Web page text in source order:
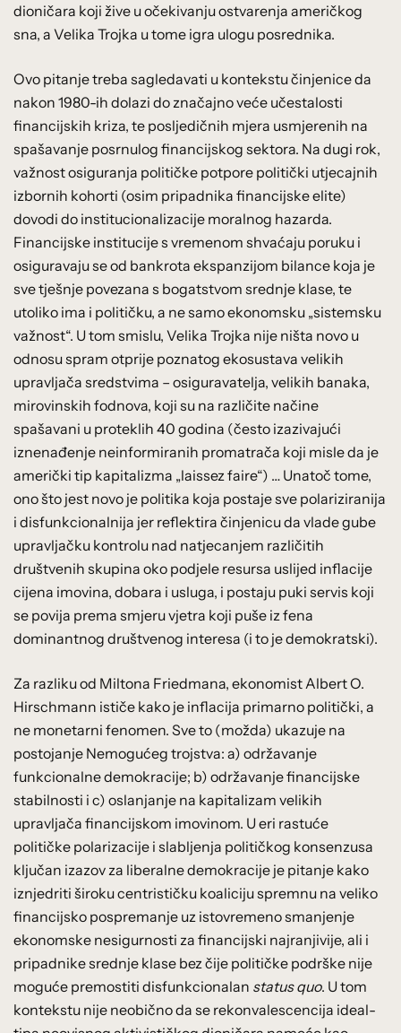
dioničara koji žive u očekivanju ostvarenja američkog
sna, a Velika Trojka u tome igra ulogu posrednika.
Ovo pitanje treba sagledavati u kontekstu činjenice da
nakon 1980-ih dolazi do značajno veće učestalosti
financijskih kriza, te posljedičnih mjera usmjerenih na
spašavanje posrnulog financijskog sektora. Na dugi rok,
važnost osiguranja političke potpore politički utjecajnih
izbornih kohorti (osim pripadnika financijske elite)
dovodi do institucionalizacije moralnog hazarda.
Financijske institucije s vremenom shvaćaju poruku i
osiguravaju se od bankrota ekspanzijom bilance koja je
sve tješnje povezana s bogatstvom srednje klase, te
utoliko ima i političku, a ne samo ekonomsku „sistemsku
važnost“. U tom smislu, Velika Trojka nije ništa novo u
odnosu spram otprije poznatog ekosustava velikih
upravljača sredstvima – osiguravatelja, velikih banaka,
mirovinskih fodnova, koji su na različite načine
spašavani u proteklih 40 godina (često izazivajući
iznenađenje neinformiranih promatrača koji misle da je
američki tip kapitalizma „laissez faire“) … Unatoč tome,
ono što jest novo je politika koja postaje sve polariziranija
i disfunkcionalnija jer reflektira činjenicu da vlade gube
upravljačku kontrolu nad natjecanjem različitih
društvenih skupina oko podjele resursa uslijed inflacije
cijena imovina, dobara i usluga, i postaju puki servis koji
se povija prema smjeru vjetra koji puše iz fena
dominantnog društvenog interesa (i to je demokratski).
Za razliku od Miltona Friedmana, ekonomist Albert O.
Hirschmann ističe kako je inflacija primarno politički, a
ne monetarni fenomen. Sve to (možda) ukazuje na
postojanje Nemogućeg trojstva: a) održavanje
funkcionalne demokracije; b) održavanje financijske
stabilnosti i c) oslanjanje na kapitalizam velikih
upravljača financijskom imovinom. U eri rastuće
političke polarizacije i slabljenja političkog konsenzusa
ključan izazov za liberalne demokracije je pitanje kako
iznjedriti široku centrističku koaliciju spremnu na veliko
financijsko pospremanje uz istovremeno smanjenje
ekonomske nesigurnosti za financijski najranjivije, ali i
pripadnike srednje klase bez čije političke podrške nije
moguće premostiti disfunkcionalan status quo. U tom
kontekstu nije neobično da se rekonvalescencija ideal-